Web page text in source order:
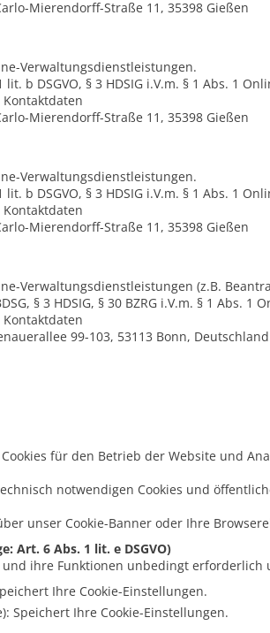
Mierendorff-Straße 11, 35398 Gießen
Verwaltungsdienstleistungen.
b DSGVO, § 3 HDSIG i.V.m. § 1 Abs. 1
Mierendorff-Straße 11, 35398 Gießen
Verwaltungsdienstleistungen.
b DSGVO, § 3 HDSIG i.V.m. § 1 Abs. 1
Mierendorff-Straße 11, 35398 Gießen
Verwaltungsdienstleistungen (z.B.
§ 3 HDSIG, § 30 BZRG i.V.m. § 1 Abs. 1
99-103, 53113 Bonn, Deutschland
für den Betrieb der Website und
notwendigen Cookies und
unser Cookie-Banner oder Ihre
Art. 6 Abs. 1 lit. e DSGVO)
ihre Funktionen unbedingt
Ihre Cookie-Einstellungen.
Speichert Ihre Cookie-Einstellungen.